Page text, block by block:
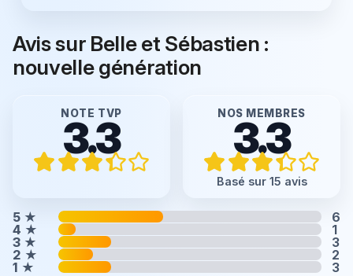
Avis sur Belle et Sébastien :
nouvelle génération
NOTE TVP
3.3 NOS MEMBRES
3.3
Basé sur 15 avis
5 ★
6
4 ★
1
3 ★
3
2 ★
2
1 ★ 3